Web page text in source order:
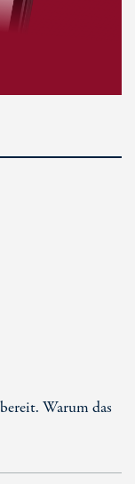
Warum das